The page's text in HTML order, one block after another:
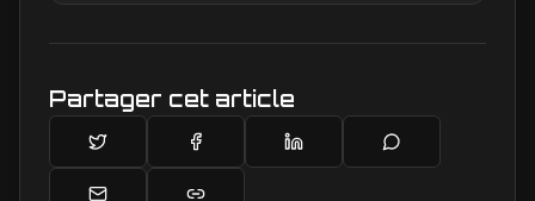
Partager cet article